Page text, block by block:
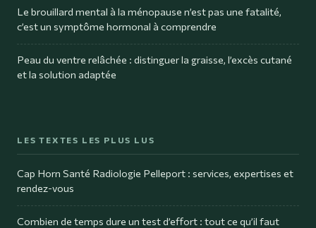
Le brouillard mental à la ménopause n’est pas une fatalité,
c’est un symptôme hormonal à comprendre
Peau du ventre relâchée : distinguer la graisse, l’excès cutané
et la solution adaptée
LES TEXTES LES PLUS LUS
Cap Horn Santé Radiologie Pelleport : services, expertises et
rendez-vous
Combien de temps dure un test d’effort : tout ce qu’il faut